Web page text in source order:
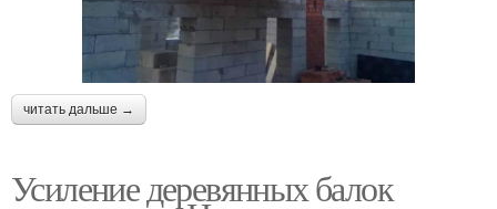
читать дальше →
Усиление деревянных балок